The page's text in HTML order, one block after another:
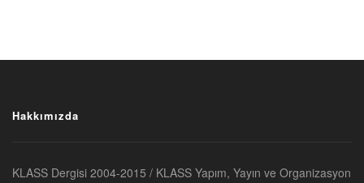
Hakkımızda
KLASS Dergisi 2004-2015 / KLASS Yapım, Yayın ve Organizasyon